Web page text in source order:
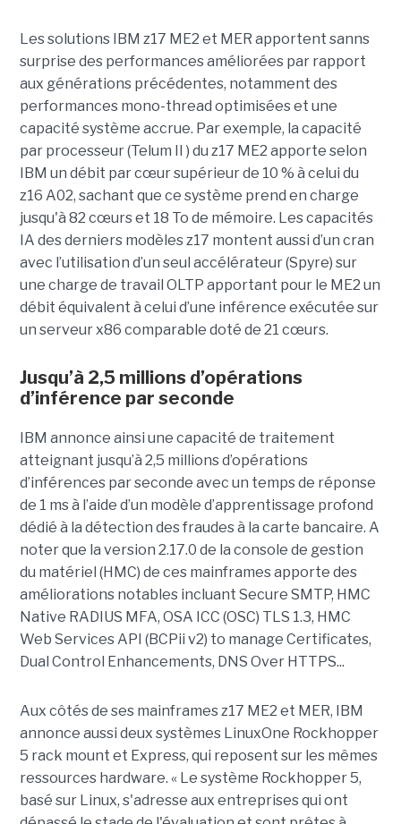
Les solutions IBM z17 ME2 et MER apportent sanns
surprise des performances améliorées par rapport
aux générations précédentes, notamment des
performances mono-thread optimisées et une
capacité système accrue. Par exemple, la capacité
par processeur (Telum II ) du z17 ME2 apporte selon
IBM un débit par cœur supérieur de 10 % à celui du
z16 A02, sachant que ce système prend en charge
jusqu'à 82 cœurs et 18 To de mémoire. Les capacités
IA des derniers modèles z17 montent aussi d’un cran
avec l’utilisation d’un seul accélérateur (Spyre) sur
une charge de travail OLTP apportant pour le ME2 un
débit équivalent à celui d’une inférence exécutée sur
un serveur x86 comparable doté de 21 cœurs.
Jusqu’à 2,5 millions d’opérations
d’inférence par seconde
IBM annonce ainsi une capacité de traitement
atteignant jusqu’à 2,5 millions d’opérations
d’inférences par seconde avec un temps de réponse
de 1 ms à l’aide d’un modèle d’apprentissage profond
dédié à la détection des fraudes à la carte bancaire. A
noter que la version 2.17.0 de la console de gestion
du matériel (HMC) de ces mainframes apporte des
améliorations notables incluant Secure SMTP, HMC
Native RADIUS MFA, OSA ICC (OSC) TLS 1.3, HMC
Web Services API (BCPii v2) to manage Certificates,
Dual Control Enhancements, DNS Over HTTPS...
Aux côtés de ses mainframes z17 ME2 et MER, IBM
annonce aussi deux systèmes LinuxOne Rockhopper
5 rack mount et Express, qui reposent sur les mêmes
ressources hardware. « Le système Rockhopper 5,
basé sur Linux, s'adresse aux entreprises qui ont